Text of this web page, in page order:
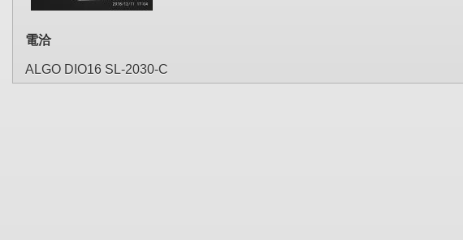
電洽
ALGO DIO16 SL-2030-C